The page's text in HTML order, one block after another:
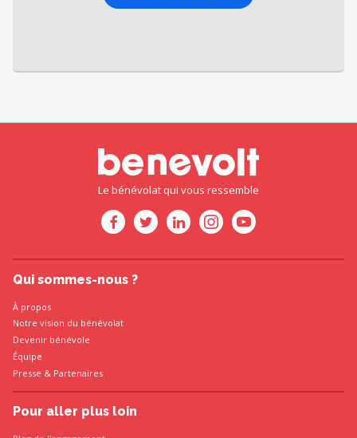
Le bénévolat qui vous ressemble
Qui sommes-nous ?
À propos
Notre vision du bénévolat
Devenir bénévole
Équipe
Presse & Partenaires
Pour aller plus loin